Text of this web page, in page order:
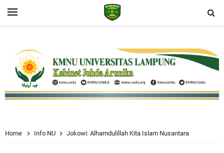
Home Info NU Jokowi: Alhamdulillah Kita Islam Nusantara